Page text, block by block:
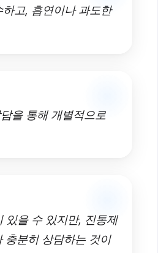
고, 흡연이나 과도한
을 통해 개별적으로
있을 수 있지만, 진통제
충분히 상담하는 것이